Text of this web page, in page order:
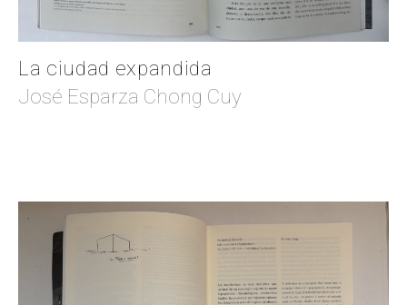
La ciudad expandida
José Esparza Chong Cuy